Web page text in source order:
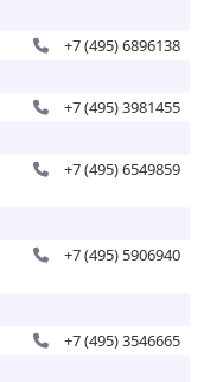
+7 (495) 6896138
+7 (495) 3981455
+7 (495) 6549859
+7 (495) 5906940
+7 (495) 3546665